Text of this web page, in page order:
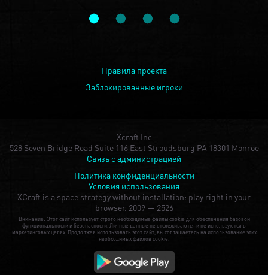
Правила проекта
Заблокированные игроки
Xcraft Inc
528 Seven Bridge Road Suite 116 East Stroudsburg PA 18301 Monroe
Связь с администрацией
Политика конфиденциальности
Условия использования
XCraft is a space strategy without installation: play right in your
browser. 2009 — 2526
Внимание: Этот сайт использует строго необходимые файлы cookie для обеспечения базовой
функциональности и безопасности. Личные данные не отслеживаются и не используются в
маркетинговых целях. Продолжая использовать этот сайт, вы соглашаетесь на использование этих
необходимых файлов cookie.